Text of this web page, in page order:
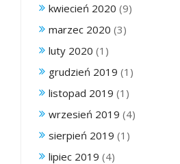
kwiecień 2020 (9)
marzec 2020 (3)
luty 2020 (1)
grudzień 2019 (1)
listopad 2019 (1)
wrzesień 2019 (4)
sierpień 2019 (1)
lipiec 2019 (4)